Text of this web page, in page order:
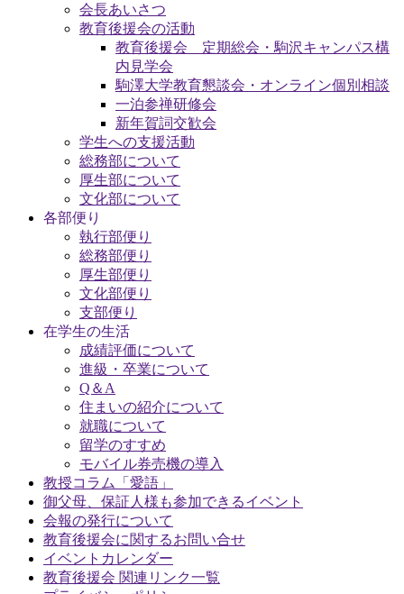
会長あいさつ
教育後援会の活動
教育後援会 定期総会・駒沢キャンパス構
内見学会
駒澤大学教育懇談会・オンライン個別相談
一泊参禅研修会
新年賀詞交歓会
学生への支援活動
総務部について
厚生部について
文化部について
各部便り
執行部便り
総務部便り
厚生部便り
文化部便り
支部便り
在学生の生活
成績評価について
進級・卒業について
Q＆A
住まいの紹介について
就職について
留学のすすめ
モバイル券売機の導入
教授コラム「愛語」
御父母、保証人様も参加できるイベント
会報の発行について
教育後援会に関するお問い合せ
イベントカレンダー
教育後援会 関連リンク一覧